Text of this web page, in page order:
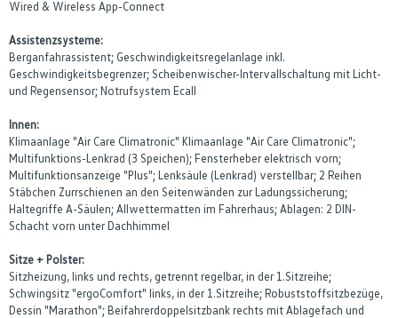
Wired & Wireless App-Connect
Assistenzsysteme:
Berganfahrassistent; Geschwindigkeitsregelanlage inkl.
Geschwindigkeitsbegrenzer; Scheibenwischer-Intervallschaltung mit Licht-
und Regensensor; Notrufsystem Ecall
Innen:
Klimaanlage "Air Care Climatronic" Klimaanlage "Air Care Climatronic";
Multifunktions-Lenkrad (3 Speichen); Fensterheber elektrisch vorn;
Multifunktionsanzeige "Plus"; Lenksäule (Lenkrad) verstellbar; 2 Reihen
Stäbchen Zurrschienen an den Seitenwänden zur Ladungssicherung;
Haltegriffe A-Säulen; Allwettermatten im Fahrerhaus; Ablagen: 2 DIN-
Schacht vorn unter Dachhimmel
Sitze + Polster:
Sitzheizung, links und rechts, getrennt regelbar, in der 1.Sitzreihe;
Schwingsitz "ergoComfort" links, in der 1.Sitzreihe; Robuststoffsitzbezüge,
Dessin "Marathon"; Beifahrerdoppelsitzbank rechts mit Ablagefach und